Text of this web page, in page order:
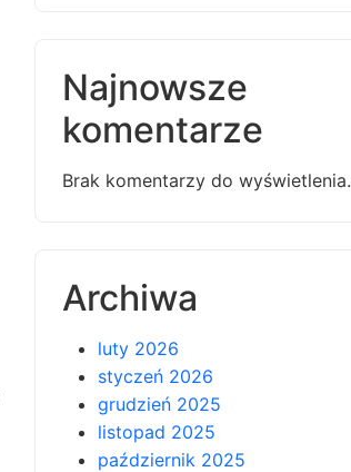
Najnowsze
komentarze
Brak komentarzy do wyświetlenia.
Archiwa
luty 2026
styczeń 2026
grudzień 2025
listopad 2025
październik 2025